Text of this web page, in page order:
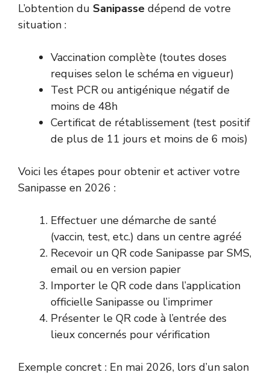
L’obtention du Sanipasse dépend de votre
situation :
Vaccination complète (toutes doses
requises selon le schéma en vigueur)
Test PCR ou antigénique négatif de
moins de 48h
Certificat de rétablissement (test positif
de plus de 11 jours et moins de 6 mois)
Voici les étapes pour obtenir et activer votre
Sanipasse en 2026 :
Effectuer une démarche de santé
(vaccin, test, etc.) dans un centre agréé
Recevoir un QR code Sanipasse par SMS,
email ou en version papier
Importer le QR code dans l’application
officielle Sanipasse ou l’imprimer
Présenter le QR code à l’entrée des
lieux concernés pour vérification
Exemple concret : En mai 2026, lors d’un salon